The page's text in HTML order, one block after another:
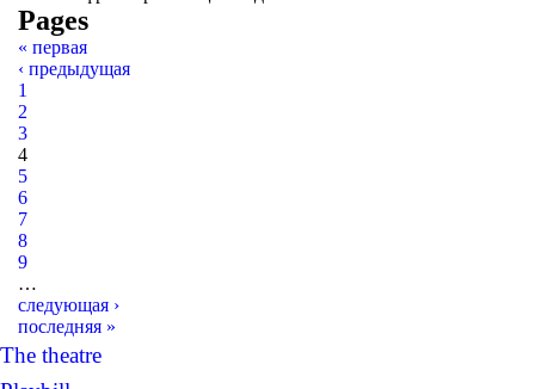
Pages
« первая
‹ предыдущая
1
2
3
4
5
6
7
8
9
…
следующая ›
последняя »
The theatre